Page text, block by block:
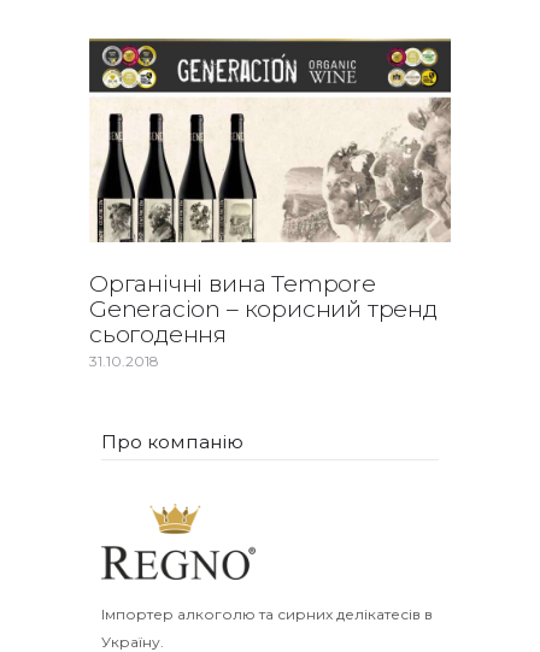
Органічні вина Tempore
Generacion – корисний тренд
сьогодення
31.10.2018
Про компанію
Імпортер алкоголю та сирних делікатесів в
Україну.